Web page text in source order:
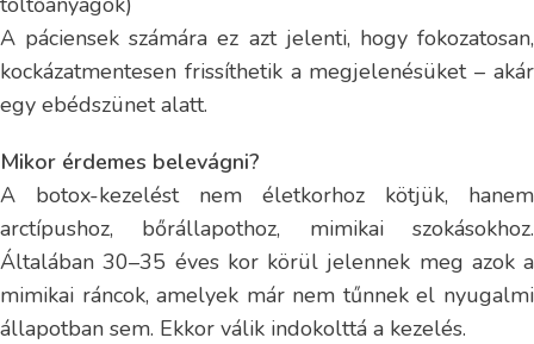
A páciensek számára ez azt jelenti, hogy fokozatosan,
kockázatmentesen frissíthetik a megjelenésüket – akár
egy ebédszünet alatt.
Mikor érdemes belevágni?
A botox-kezelést nem életkorhoz kötjük, hanem
arctípushoz, bőrállapothoz, mimikai szokásokhoz.
Általában 30–35 éves kor körül jelennek meg azok a
mimikai ráncok, amelyek már nem tűnnek el nyugalmi
állapotban sem. Ekkor válik indokolttá a kezelés.